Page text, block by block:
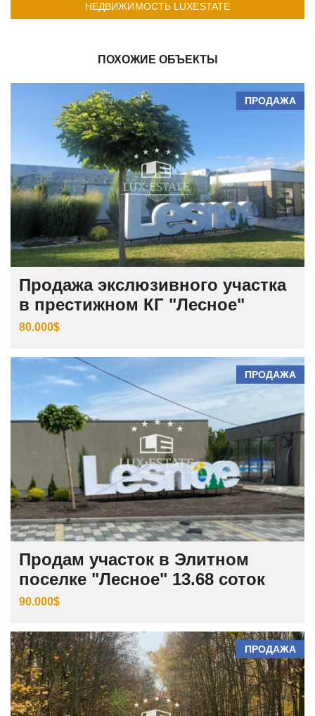
НЕДВИЖИМОСТЬ LUXESTATE
ПОХОЖИЕ ОБЪЕКТЫ
ПРОДАЖА
Продажа экслюзивного участка
в престижном КГ "Лесное"
80.000$
ПРОДАЖА
Продам участок в Элитном
поселке "Лесное" 13.68 соток
90.000$
ПРОДАЖА